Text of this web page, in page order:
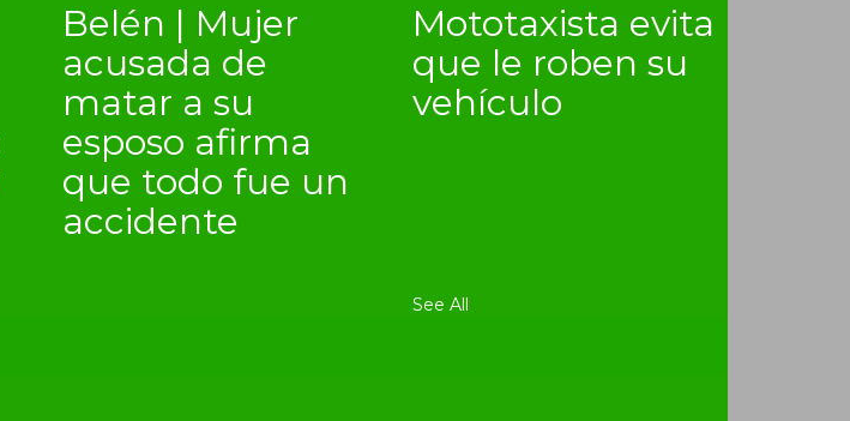
Belén | Mujer
acusada de
matar a su
esposo afirma
que todo fue un
accidente
Mototaxista evita
que le roben su
vehículo
See All